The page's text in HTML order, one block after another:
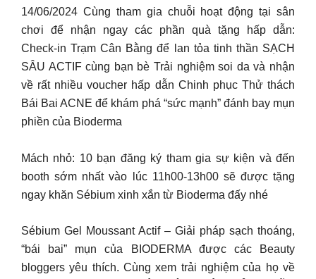
14/06/2024 Cùng tham gia chuỗi hoạt động tại sân
chơi để nhận ngay các phần quà tặng hấp dẫn:
Check-in Trạm Cân Bằng để lan tỏa tinh thần SẠCH
SÂU ACTIF cùng bạn bè Trải nghiệm soi da và nhận
về rất nhiều voucher hấp dẫn Chinh phục Thử thách
Bái Bai ACNE để khám phá “sức mạnh” đánh bay mụn
phiền của Bioderma
Mách nhỏ: 10 bạn đăng ký tham gia sự kiện và đến
booth sớm nhất vào lúc 11h00-13h00 sẽ được tặng
ngay khăn Sébium xinh xắn từ Bioderma đấy nhé
Sébium Gel Moussant Actif – Giải pháp sạch thoáng,
“bái bai” mụn của BIODERMA được các Beauty
bloggers yêu thích. Cùng xem trải nghiệm của họ về